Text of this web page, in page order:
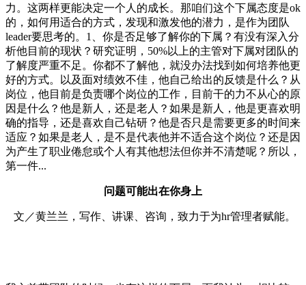
力。这两样更能决定一个人的成长。那咱们这个下属态度是ok
的，如何用适合的方式，发现和激发他的潜力，是作为团队
leader要思考的。1、你是否足够了解你的下属？有没有深入分
析他目前的现状？研究证明，50%以上的主管对下属对团队的
了解度严重不足。你都不了解他，就没办法找到如何培养他更
好的方式。以及面对绩效不佳，他自己给出的反馈是什么？从
岗位，他目前是负责哪个岗位的工作，目前干的力不从心的原
因是什么？他是新人，还是老人？如果是新人，他是更喜欢明
确的指导，还是喜欢自己钻研？他是否只是需要更多的时间来
适应？如果是老人，是不是代表他并不适合这个岗位？还是因
为产生了职业倦怠或个人有其他想法但你并不清楚呢？所以，
第一件...
问题可能出在你身上
文／黄兰兰，写作、讲课、咨询，致力于为hr管理者赋能。